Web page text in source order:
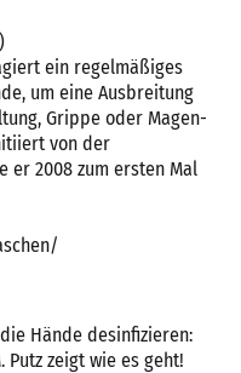
ein regelmäßiges
um eine Ausbreitung
Grippe oder Magen-
von der
er 2008 zum ersten Mal
Hände desinfizieren:
zeigt wie es geht!